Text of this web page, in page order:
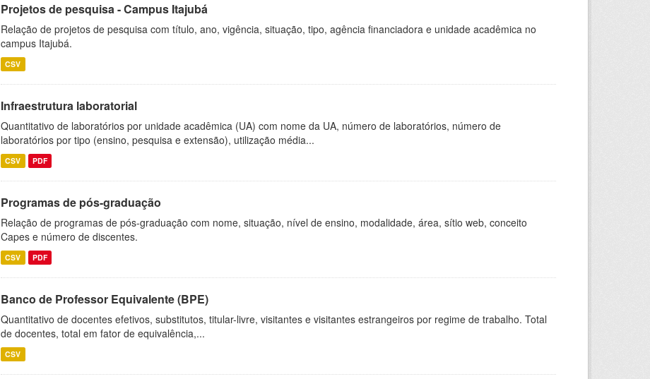
Projetos de pesquisa - Campus Itajubá
Relação de projetos de pesquisa com título, ano, vigência, situação, tipo, agência financiadora e unidade acadêmica no
campus Itajubá.
CSV
Infraestrutura laboratorial
Quantitativo de laboratórios por unidade acadêmica (UA) com nome da UA, número de laboratórios, número de
laboratórios por tipo (ensino, pesquisa e extensão), utilização média...
CSV PDF
Programas de pós-graduação
Relação de programas de pós-graduação com nome, situação, nível de ensino, modalidade, área, sítio web, conceito
Capes e número de discentes.
CSV PDF
Banco de Professor Equivalente (BPE)
Quantitativo de docentes efetivos, substitutos, titular-livre, visitantes e visitantes estrangeiros por regime de trabalho. Total
de docentes, total em fator de equivalência,...
CSV